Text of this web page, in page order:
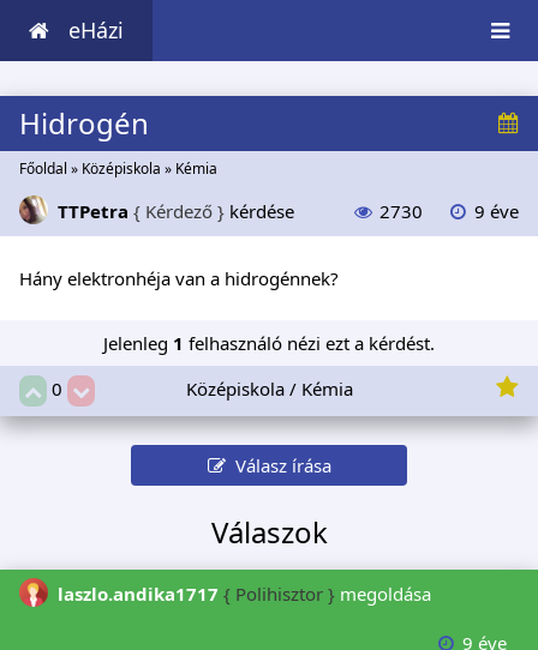
eHázi
Hidrogén
Főoldal » Középiskola » Kémia
TTPetra { Kérdező } kérdése 2730 9 éve
Hány elektronhéja van a hidrogénnek?
Jelenleg 1 felhasználó nézi ezt a kérdést.
0
Középiskola / Kémia
Válasz írása
Válaszok
laszlo.andika1717 { Polihisztor } megoldása
9 éve